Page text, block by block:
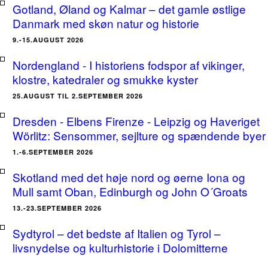
Gotland, Øland og Kalmar – det gamle østlige
Danmark med skøn natur og historie
9.-15.AUGUST 2026
Nordengland - I historiens fodspor af vikinger,
klostre, katedraler og smukke kyster
25.AUGUST TIL 2.SEPTEMBER 2026
Dresden - Elbens Firenze - Leipzig og Haveriget
Wörlitz: Sensommer, sejlture og spændende byer
1.-6.SEPTEMBER 2026
Skotland med det høje nord og øerne Iona og
Mull samt Oban, Edinburgh og John O´Groats
13.-23.SEPTEMBER 2026
Sydtyrol – det bedste af Italien og Tyrol –
livsnydelse og kulturhistorie i Dolomitterne